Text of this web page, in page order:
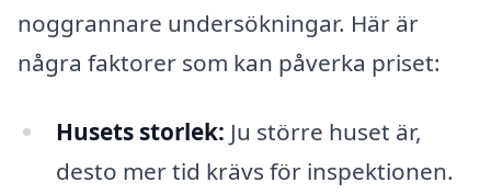
noggrannare undersökningar. Här är
några faktorer som kan påverka priset:
Husets storlek: Ju större huset är,
desto mer tid krävs för inspektionen.